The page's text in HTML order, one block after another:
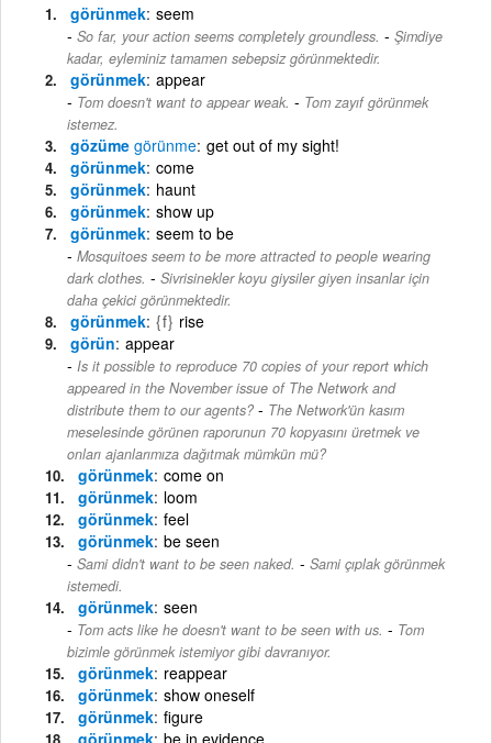
görünmek seem
So far, your action seems completely groundless. - Şimdiye
kadar, eyleminiz tamamen sebepsiz görünmektedir.
görünmek appear
Tom doesn't want to appear weak. - Tom zayıf görünmek
istemez.
gözüme görünme get out of my sight!
görünmek come
görünmek haunt
görünmek show up
görünmek seem to be
Mosquitoes seem to be more attracted to people wearing
dark clothes. - Sivrisinekler koyu giysiler giyen insanlar için
daha çekici görünmektedir.
görünmek {f} rise
görün appear
Is it possible to reproduce 70 copies of your report which
appeared in the November issue of The Network and
distribute them to our agents? - The Network'ün kasım
meselesinde görünen raporunun 70 kopyasını üretmek ve
onları ajanlarımıza dağıtmak mümkün mü?
görünmek come on
görünmek loom
görünmek feel
görünmek be seen
Sami didn't want to be seen naked. - Sami çıplak görünmek
istemedi.
görünmek seen
Tom acts like he doesn't want to be seen with us. - Tom
bizimle görünmek istemiyor gibi davranıyor.
görünmek reappear
görünmek show oneself
görünmek figure
görünmek be in evidence